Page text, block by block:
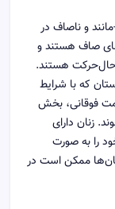
و ناصاف در
صاف هستند و
هستند.
که با شرایط
فوقانی، بخش
زنان دارای
را به صورت
ممکن است در